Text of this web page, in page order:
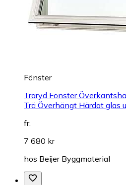
Fönster
Traryd Fönster
Trä Överhängt Härdat glas
fr.
7 680 kr
hos Beijer Byggmaterial